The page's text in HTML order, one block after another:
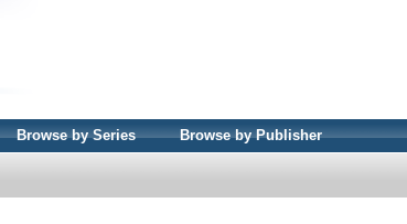
Browse by Series Browse by Publisher